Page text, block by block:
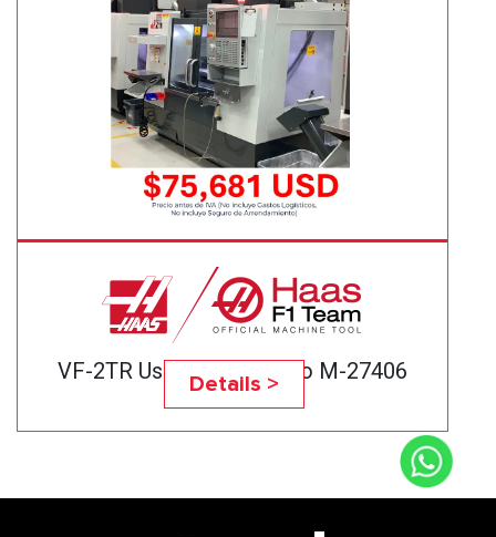
VF-2TR Usado Certificado M-27406
Details >